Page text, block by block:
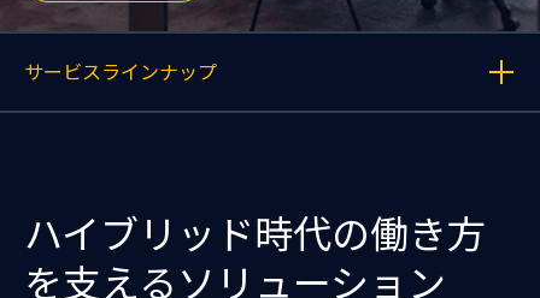
サービスラインナップ
各記事へのリンクを表示する
ハイブリッド時代の働き方
を支えるソリューション